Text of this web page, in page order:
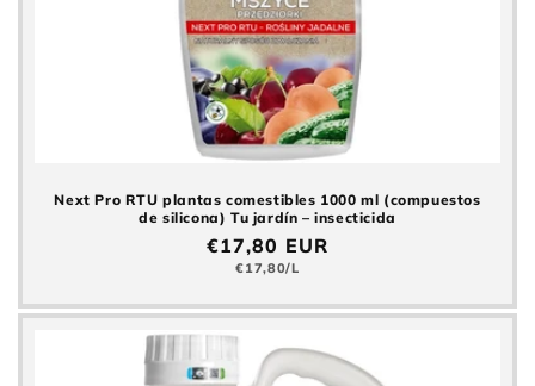
Next Pro RTU plantas comestibles 1000 ml (compuestos
de silicona) Tu jardín – insecticida
Precio
normal
€17,80 EUR
Precio
€17,80/L